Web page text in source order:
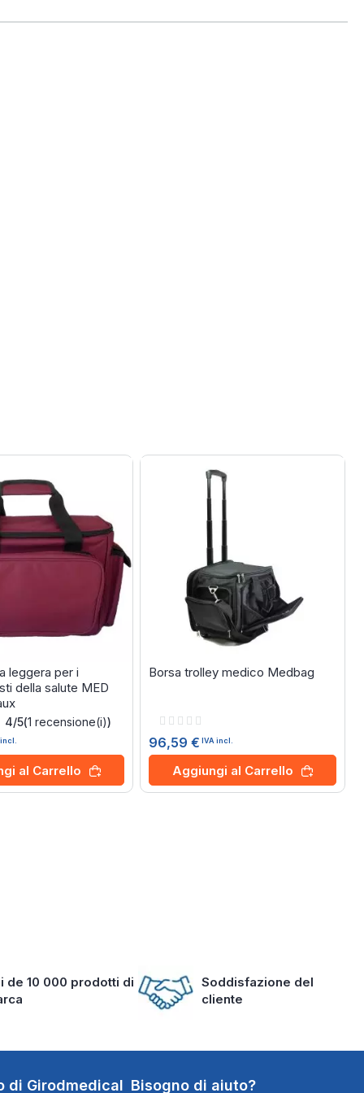
leggera per i
della salute MED
4/5(1 recensione(i))
incl.
al Carrello
Borsa trolley medico Medbag
Rating:
96,59 € IVA incl.
Aggiungi al Carrello
de 10 000 prodotti di
Soddisfazione del
cliente
di Girodmedical Bisogno di aiuto?